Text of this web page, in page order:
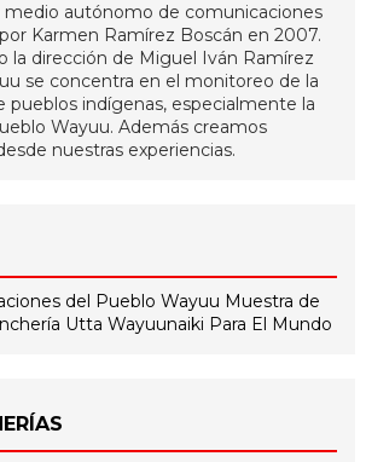
medio autónomo de comunicaciones
Karmen Ramírez Boscán en 2007.
la dirección de Miguel Iván Ramírez
se concentra en el monitoreo de la
pueblos indígenas, especialmente la
Wayuu. Además creamos
nuestras experiencias.
del Pueblo Wayuu Muestra de
Utta Wayuunaiki Para El Mundo